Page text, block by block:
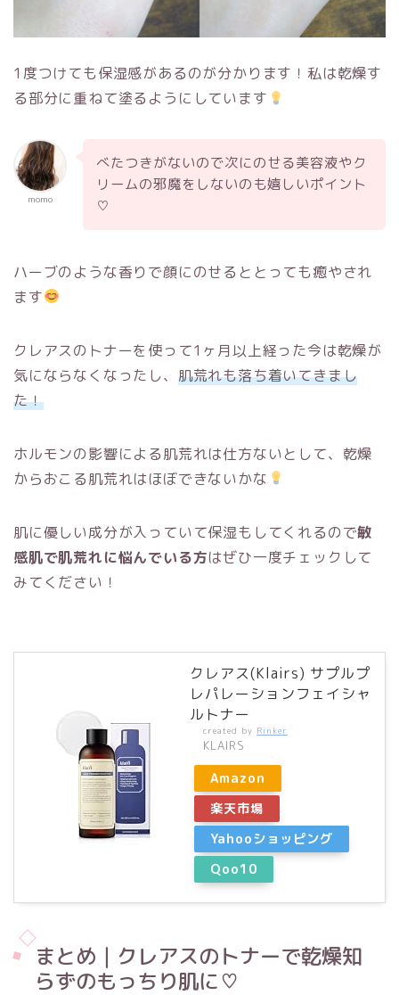
1度つけても保湿感があるのが分かります！私は乾燥す
る部分に重ねて塗るようにしています
momo
べたつきがないので次にのせる美容液やク
リームの邪魔をしないのも嬉しいポイント
♡
ハーブのような香りで顔にのせるととっても癒やされ
ます
クレアスのトナーを使って1ヶ月以上経った今は乾燥が
気にならなくなったし、 肌荒れも落ち着いてきまし
た！
ホルモンの影響による肌荒れは仕方ないとして、乾燥
からおこる肌荒れはほぼできないかな
肌に優しい成分が入っていて保湿もしてくれるので敏
感肌で肌荒れに悩んでいる方はぜひ一度チェックして
みてください！
クレアス(Klairs) サプルプ
レパレーションフェイシャ
ルトナー
created by Rinker
KLAIRS
Amazon
楽天市場
Yahooショッピング
Qoo10
まとめ｜クレアスのトナーで乾燥知
らずのもっちり肌に♡